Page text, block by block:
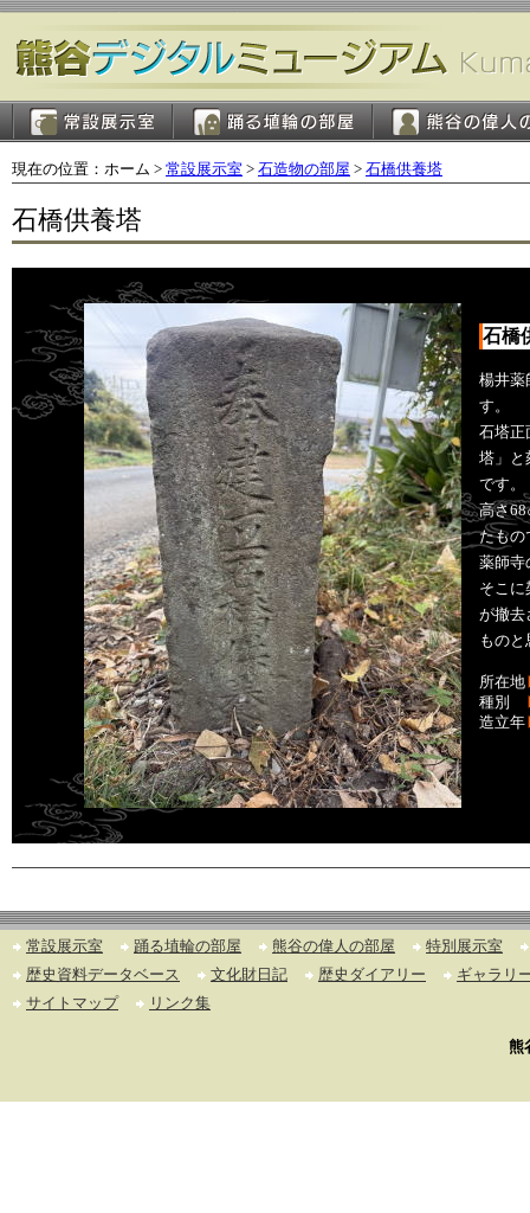
現在の位置：ホーム > 常設展示室 > 石造物の部屋 > 石橋供養塔
石橋供養塔
石橋
楊井薬
す。
石塔正
塔」と
です。
高さ
たもの
薬師寺
そこに
が撤去
もの
所在地
種別
造立年
常設展示室 踊る埴輪の部屋 熊谷の偉人の部屋
特別展示室
歴史資料データベース
文化財日記 歴史ダイアリー
ギャラリ
サイトマップ
リンク集
熊